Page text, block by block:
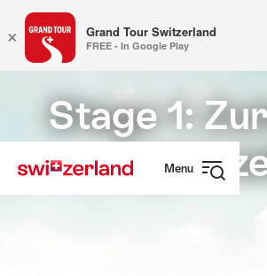
myswitzerland.com
Menu
Stage 1:
× Grand Tour Switzerland
FREE - In Google Play